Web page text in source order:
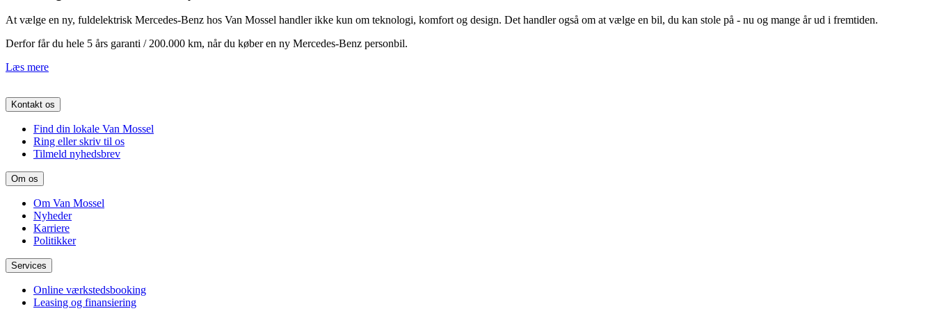
At vælge en ny, fuldelektrisk Mercedes-Benz hos Van Mossel handler ikke kun om teknologi, komfort og design. Det handler også om at vælge en bil, du kan stole på - nu og mange år ud i fremtiden.
Derfor får du hele 5 års garanti / 200.000 km, når du køber en ny Mercedes-Benz personbil.
Læs mere
Kontakt os
Find din lokale Van Mossel
Ring eller skriv til os
Tilmeld nyhedsbrev
Om os
Om Van Mossel
Nyheder
Karriere
Politikker
Services
Online værkstedsbooking
Leasing og finansiering